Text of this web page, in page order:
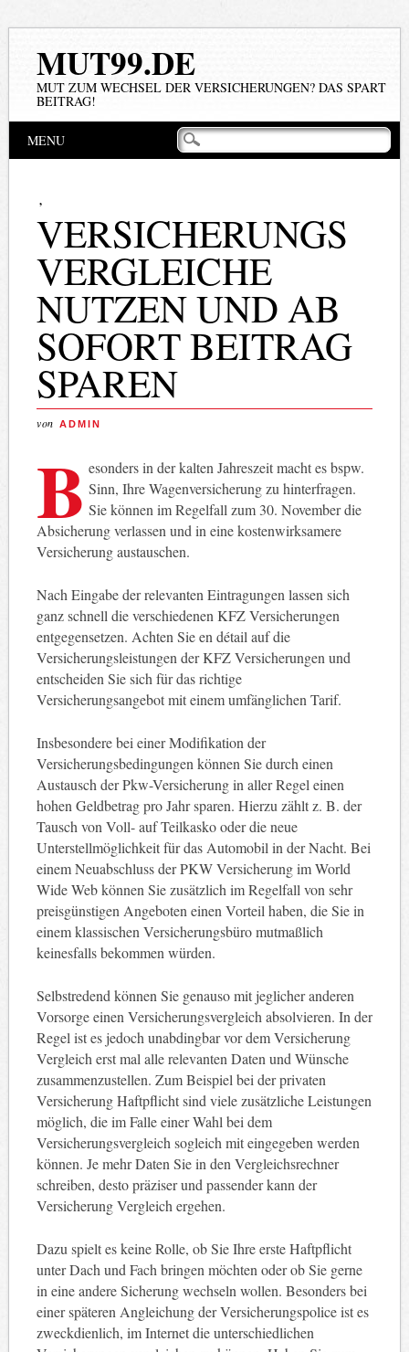
MUT99.DE
MUT ZUM WECHSEL DER VERSICHERUNGEN? DAS SPART
BEITRAG!
Hauptmenü
Inhalt
MENU
,
VERSICHERUNGS
VERGLEICHE
NUTZEN UND AB
SOFORT BEITRAG
SPAREN
von ADMIN
B esonders in der kalten Jahreszeit macht es bspw.
Sinn, Ihre Wagenversicherung zu hinterfragen.
Sie können im Regelfall zum 30. November die
Absicherung verlassen und in eine kostenwirksamere
Versicherung austauschen.
Nach Eingabe der relevanten Eintragungen lassen sich
ganz schnell die verschiedenen KFZ Versicherungen
entgegensetzen. Achten Sie en détail auf die
Versicherungsleistungen der KFZ Versicherungen und
entscheiden Sie sich für das richtige
Versicherungsangebot mit einem umfänglichen Tarif.
Insbesondere bei einer Modifikation der
Versicherungsbedingungen können Sie durch einen
Austausch der Pkw-Versicherung in aller Regel einen
hohen Geldbetrag pro Jahr sparen. Hierzu zählt z. B. der
Tausch von Voll- auf Teilkasko oder die neue
Unterstellmöglichkeit für das Automobil in der Nacht. Bei
einem Neuabschluss der PKW Versicherung im World
Wide Web können Sie zusätzlich im Regelfall von sehr
preisgünstigen Angeboten einen Vorteil haben, die Sie in
einem klassischen Versicherungsbüro mutmaßlich
keinesfalls bekommen würden.
Selbstredend können Sie genauso mit jeglicher anderen
Vorsorge einen Versicherungsvergleich absolvieren. In der
Regel ist es jedoch unabdingbar vor dem Versicherung
Vergleich erst mal alle relevanten Daten und Wünsche
zusammenzustellen. Zum Beispiel bei der privaten
Versicherung Haftpflicht sind viele zusätzliche Leistungen
möglich, die im Falle einer Wahl bei dem
Versicherungsvergleich sogleich mit eingegeben werden
können. Je mehr Daten Sie in den Vergleichsrechner
schreiben, desto präziser und passender kann der
Versicherung Vergleich ergehen.
Dazu spielt es keine Rolle, ob Sie Ihre erste Haftpflicht
unter Dach und Fach bringen möchten oder ob Sie gerne
in eine andere Sicherung wechseln wollen. Besonders bei
einer späteren Angleichung der Versicherungspolice ist es
zweckdienlich, im Internet die unterschiedlichen